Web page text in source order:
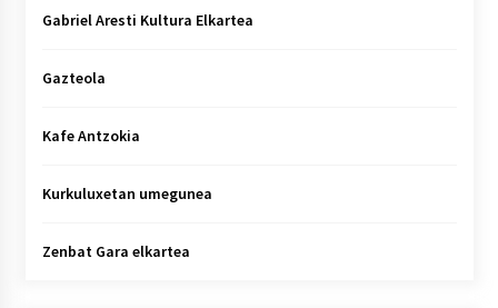
Gabriel Aresti Kultura Elkartea
Gazteola
Kafe Antzokia
Kurkuluxetan umegunea
Zenbat Gara elkartea